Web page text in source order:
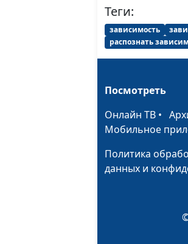
Теги:
зависимость
распознать
Посмотреть
Онлайн ТВ •
Мобильное
Политика
данных и